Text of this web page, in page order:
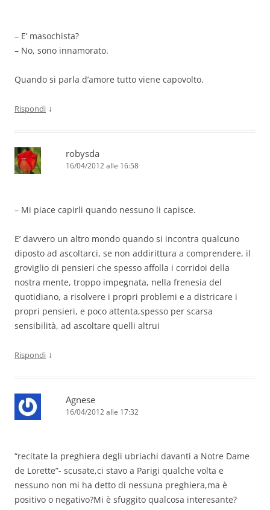
– E’ masochista?
– No, sono innamorato.
Quando si parla d’amore tutto viene capovolto.
Rispondi ↓
robysda
16/04/2012 alle 16:58
– Mi piace capirli quando nessuno li capisce.
E’ davvero un altro mondo quando si incontra qualcuno
diposto ad ascoltarci, se non addirittura a comprendere, il
groviglio di pensieri che spesso affolla i corridoi della
nostra mente, troppo impegnata, nella frenesia del
quotidiano, a risolvere i propri problemi e a districare i
propri pensieri, e poco attenta,spesso per scarsa
sensibilità, ad ascoltare quelli altrui
Rispondi ↓
Agnese
16/04/2012 alle 17:32
“recitate la preghiera degli ubriachi davanti a Notre Dame
de Lorette”- scusate,ci stavo a Parigi qualche volta e
nessuno non mi ha detto di nessuna preghiera,ma è
positivo o negativo?Mi è sfuggito qualcosa interesante?